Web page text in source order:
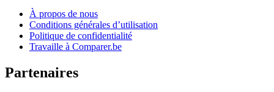
À propos de nous
Conditions générales d’utilisation
Politique de confidentialité
Travaille à Comparer.be
Partenaires